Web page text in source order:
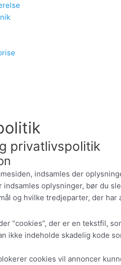
privatlivspolitik
indsamles der
indsamles oplysninger, bør du
og hvilke tredjeparter, der har
“cookies”, der er en tekstfil,
ikke indeholde skadelig kode
cookies vil annoncer